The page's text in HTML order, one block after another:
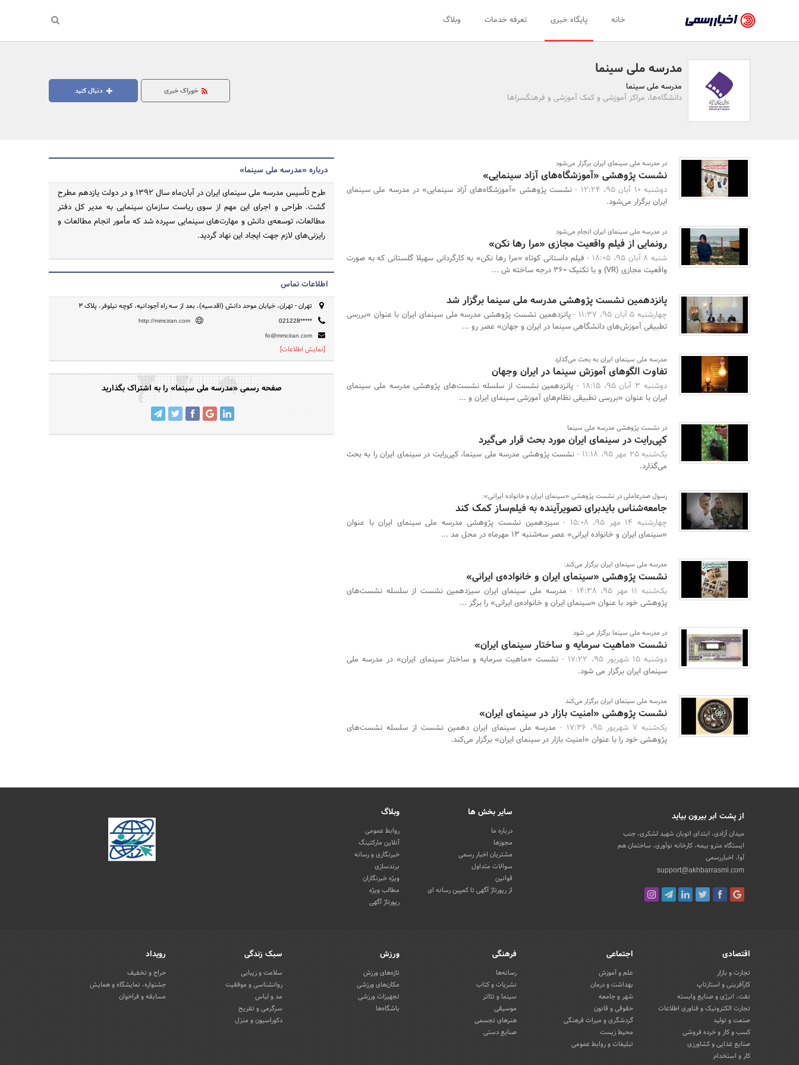
رسمی
اخبار
تایید
سازمان‌ها
روابط
عمومی‌ها
خانه پایگاه خبری تعرفه خدمات وبلاگ
مدرسه ملی سینما
مدرسه ملی سینما
دانشگاه‌ها، مراکز آموزشی و کمک آموزشی و فرهنگسراها
دنبال کنید خوراک خبری
در مدرسه ملی سینمای ایران برگزار می‌شود
نشست پژوهشی «آموزشگاه‌های آزاد سینمایی»
دوشنبه 10 آبان 95، 12:24 -
نشست پژوهشی «آموزشگاه‌های آزاد سینمایی» در مدرسه ملی سینمای
ایران برگزار می‌شود.
در مدرسه ملی سینمای ایران انجام می‌شود
رونمایی از فیلم واقعیت مجازی «مرا رها نکن»
شنبه 8 آبان 95، 18:05 -
فیلم داستانی کوتاه «مرا رها نکن» به کارگردانی سهیلا گلستانی که به صورت
واقعیت مجازی (VR) و با تکنیک 360 درجه ساخته ش ...
پانزدهمین نشست پژوهشی مدرسه ملی سینما برگزار شد
چهارشنبه 5 آبان 95، 11:37 -
پانزدهمین نشست پژوهشی مدرسه ملی سینمای ایران با عنوان «بررسی
تطبیقی آموزش‌های دانشگاهی سینما در ایران و جهان» عصر رو ...
مدرسه ملی سینمای ایران به بحث می‌گذارد
تفاوت الگوهای آموزش سینما در ایران وجهان
دوشنبه 3 آبان 95، 18:15 -
پانزدهمین نشست از سلسله نشست‌های پژوهشی مدرسه ملی سینمای
ایران با عنوان «بررسی تطبیقی نظام‌های آموزشی سینمای ایران و ...
در نشست پژوهشی مدرسه ملی سینما
کپی‌رایت در سینمای ایران مورد بحث قرار می‌گیرد
یک‌شنبه 25 مهر 95، 11:18 -
نشست پژوهشی مدرسه ملی سینما، کپی‌رایت در سینمای ایران را به بحث
می‌گذارد.
رسول صدرعاملی در نشست پژوهشی «سینمای ایران و خانواده ایرانی»:
جامعه‌شناس بایدبرای تصویرآینده به فیلم‌ساز کمک کند
چهارشنبه 14 مهر 95، 15:08 -
سیزدهمین نشست پژوهشی مدرسه ملی سینمای ایران با عنوان
«سینمای ایران و خانواده ایرانی» عصر سه‌شنبه 13 مهرماه در محل مد ...
مدرسه ملی سینمای ایران برگزار می‌کند:
نشست پژوهشی «سینمای ایران و خانواده‌ی ایرانی»
یک‌شنبه 11 مهر 95، 14:38 -
مدرسه ملی سینمای ایران سیزدهمین نشست از سلسله نشست‌های
پژوهشی خود با عنوان «سینمای ایران و خانواده‌ی ایرانی» را برگز ...
در مدرسه ملی سینما برگزار می شود
نشست «ماهیت سرمایه و ساختار سینمای ایران»
دوشنبه 15 شهریور 95، 17:22 -
نشست «ماهیت سرمایه و ساختار سینمای ایران» در مدرسه ملی
سینمای ایران برگزار می شود.
مدرسه ملی سینمای ایران برگزار می‌کند
نشست پژوهشی «امنیت بازار در سینمای ایران»
یک‌شنبه 7 شهریور 95، 17:36 -
مدرسه ملی سینمای ایران دهمین نشست از سلسله نشست‌های
پژوهشی خود را با عنوان «امنیت بازار در سینمای ایران» برگزار می‌کند.
درباره «مدرسه ملی سینما»
طرح تأسیس مدرسه ملی سینمای ایران در آبان‏‌ماه سال 1392 و در دولت یازدهم مطرح
گشت. طراحی و اجرای این مهم از سوی ریاست سازمان سینمایی به مدیر کل دفتر
مطالعات، توسعه‌ی دانش و مهارت‌های سینمایی سپرده شد که مأمور انجام مطالعات و
رایزنی‏‌های لازم جهت ایجاد این نهاد گردید.
اطلاعات تماس
تهران - تهران، خیابان موحد دانش (اقدسیه)، بعد از سه راه آجودانیه، کوچه نیلوفر، پلاک 3
021228*****
http://mmciran.com
fo@mmciran.com
[نمایش اطلاعات]
صفحه رسمی «مدرسه ملی سینما» را به اشتراک بگذارید
از پشت ابر بیرون بیاید
میدان آزادی، ابتدای اتوبان شهید لشکری، جنب
ایستگاه مترو بیمه، کارخانه نوآوری، ساختمان هم
آوا، اخباررسمی
support@akhbarrasmi.com
سایر بخش ها
درباره ما
مجوزها
مشتریان اخبار رسمی
سوالات متداول
قوانین
از رپورتاژ آگهی تا کمپین رسانه ای
وبلاگ
روابط عمومی
آنلاین مارکتینگ
خبرنگاری و رسانه
برندسازی
ویژه خبرنگاران
مطالب ویژه
رپورتاژ آگهی
اقتصادی
تجارت و بازار
کارآفرینی و استارتاپ
نفت، انرژی و صنایع وابسته
تجارت الکترونیک و فناوری اطلاعات
صنعت و تولید
کسب و کار و خرده فروشی
صنایع غذایی و کشاورزی
کار و استخدام
اجتماعی
علم و آموزش
بهداشت و درمان
شهر و جامعه
حقوقی و قانون
گردشگری و میراث فرهنگی
محیط زیست
تبلیغات و روابط عمومی
فرهنگی
رسانه‌ها
نشریات و کتاب
سینما و تئاتر
موسیقی
هنرهای تجسمی
صنایع دستی
ورزش
تازه‌های ورزش
مکان‌های ورزشی
تجهیزات ورزشی
باشگاه‌ها
سبک زندگی
سلامت و زیبایی
روانشناسی و موفقیت
مد و لباس
سرگرمی و تفریح
دکوراسیون و منزل
رویداد
حراج و تخفیف
جشنواره، نمایشگاه و همایش
مسابقه و فراخوان